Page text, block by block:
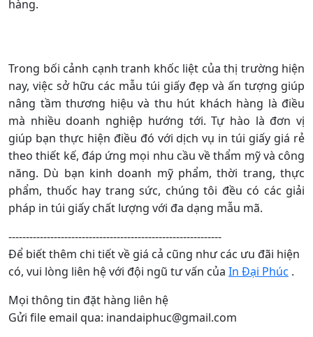
hàng đầu cho các doanh nghiệp cần in túi giấy số lượng
chất lượng cao nhất.
Quy trình sản xuất hiện đại cùng đội ngũ nhân viên
chuyên nghiệp giúp đảm bảo thời gian giao hàng
nhanh chóng, đáp ứng mọi yêu cầu khắt khe của khách
hàng.